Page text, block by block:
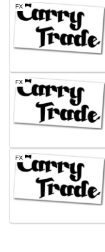
FX
FX
FX